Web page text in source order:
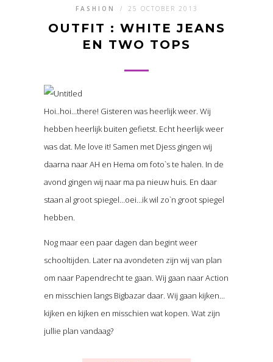
FASHION / 25 OCTOBER 2013
OUTFIT : WHITE JEANS
EN TWO TOPS
Hoi..hoi…there! Gisteren was heerlijk weer. Wij
hebben heerlijk buiten gefietst. Echt heerlijk weer
was dat. Me love it! Samen met Djess gingen wij
daarna naar AH en Hema om foto`s te halen. In de
avond gingen wij naar ma pa nieuw huis. En daar
staan al groot spiegel…oei…ik wil zo`n groot spiegel
hebben.
Nog maar een paar dagen dan begint weer
schooltijden. Later na avondeten zijn wij van plan
om naar Papendrecht te gaan. Wij gaan naar Action
en misschien langs Bigbazar daar. Wij gaan kijken…
kijken en kijken en misschien wat kopen. Wat zijn
jullie plan vandaag?